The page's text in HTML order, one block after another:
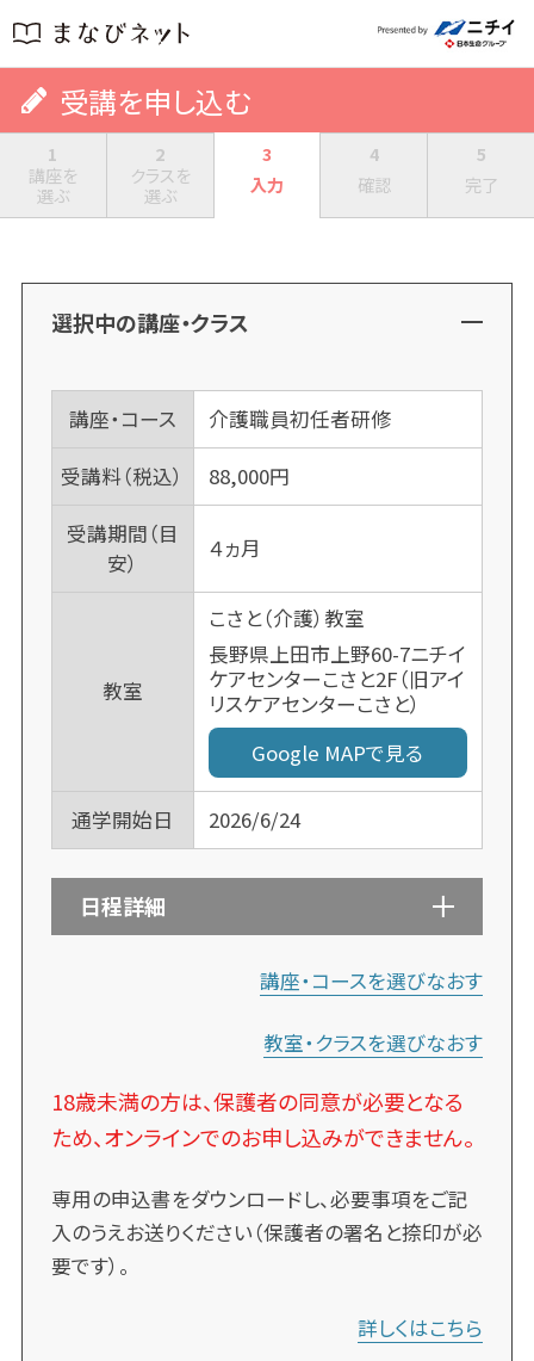
受講を申し込む
1
講座を
選ぶ
2
クラスを
選ぶ
3
入力
4
確認
5
完了
選択中の講座・クラス
講座・コース
介護職員初任者研修
受講料（税込）
88,000円
受講期間（目
安）
４ヵ月
教室
こさと（介護）教室
長野県上田市上野60-7ニチイ
ケアセンターこさと2F（旧アイ
リスケアセンターこさと）
Google MAPで見る
通学開始日 2026/6/24
日程詳細
講座・コースを選びなおす
教室・クラスを選びなおす
18歳未満の方は、保護者の同意が必要となる
ため、オンラインでのお申し込みができません。
専用の申込書をダウンロードし、必要事項をご記
入のうえお送りください（保護者の署名と捺印が必
要です）。
詳しくはこちら